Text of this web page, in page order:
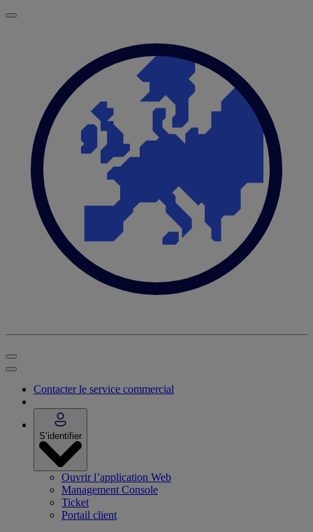
Contacter le service commercial
S’identifier
Ouvrir l’application Web
Management Console
Ticket
Portail client